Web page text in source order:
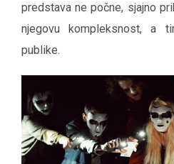
predstava ne počne, sjajno
njegovu kompleksnost, a
publike.